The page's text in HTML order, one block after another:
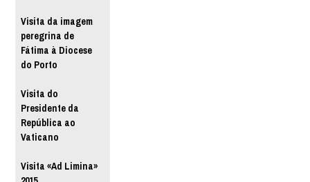
Visita da imagem
peregrina de
Fátima à Diocese
do Porto
Visita do
Presidente da
República ao
Vaticano
Visita «Ad Limina»